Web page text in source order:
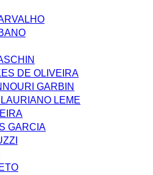
DE OLIVEIRA
GARBIN
LEME
GARCIA